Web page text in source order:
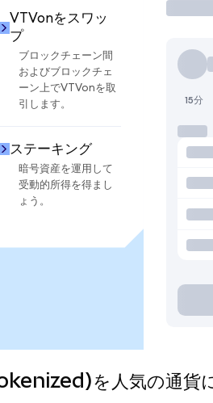
VTVonをスワッ
プ
ブロックチェーン間
およびブロックチェ
ーン上でVTVonを取
引します。
ステーキング
暗号資産を運用して
受動的所得を得まし
ょう。
15分
を人気の通貨に